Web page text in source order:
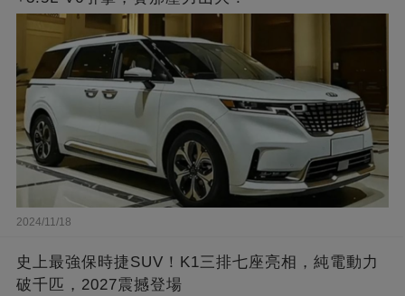
2024/11/18
史上最強保時捷SUV！K1三排七座亮相，純電動力
破千匹，2027震撼登場